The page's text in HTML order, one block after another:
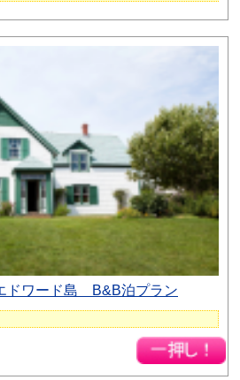
ドワード島 B&B泊プラン